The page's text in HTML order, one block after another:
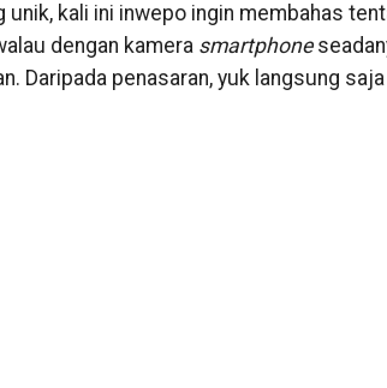
unik, kali ini inwepo ingin membahas
dengan kamera smartphone
Daripada penasaran, yuk langsung